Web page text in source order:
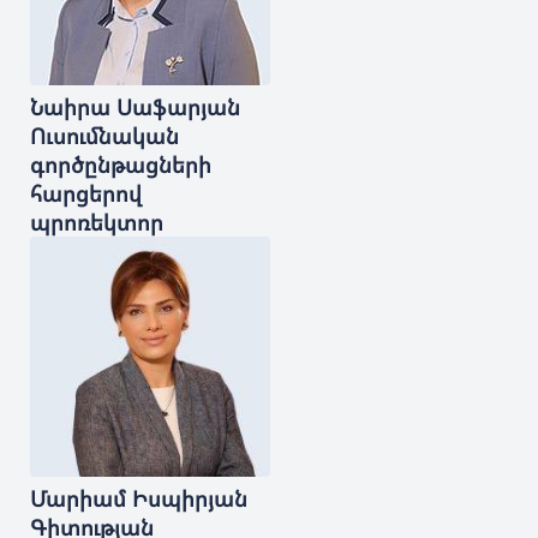
Նաիրա Սաֆարյան
Ուսումնական
գործընթացների
հարցերով
պրոռեկտոր
Մարիամ Իսպիրյան
Գիտության